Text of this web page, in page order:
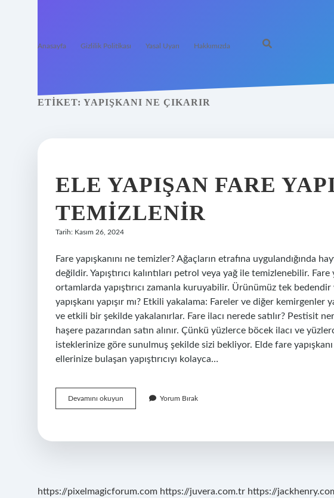
Anasayfa Gizlilik Politikası Yasal Uyarı Hakkımızda
ETIKET: YAPIŞKANI NE ÇIKARIR
ELE YAPIŞAN FARE
TEMIZLENIR
Tarih: Kasım 26, 2024
Fare yapışkanını ne temizler? Ağaçların etrafına uygulandığında
değildir. Yapıştırıcı kalıntıları petrol veya yağ ile temizlenebilir.
ortamlarda yapıştırıcı zamanla kuruyabilir. Ürünümüz tek
yapışkanı yapışır mı? Etkili yakalama: Fareler ve diğer kemirgenler
ve etkili bir şekilde yakalanırlar. Fare ilacı nerede satılır? Pestisit
haşere pazarından satın alınır. Çünkü yüzlerce böcek ilacı ve
isteklerinize göre sunulmuş şekilde sizi bekliyor. Elde fare yapışkanı
ellerinize bulaşan yapıştırıcıyı kolayca…
Devamını okuyun
Yapışan
Nasıl
Yorum Bırak
https://pixelmagicforum.com https://juvera.com.tr https://